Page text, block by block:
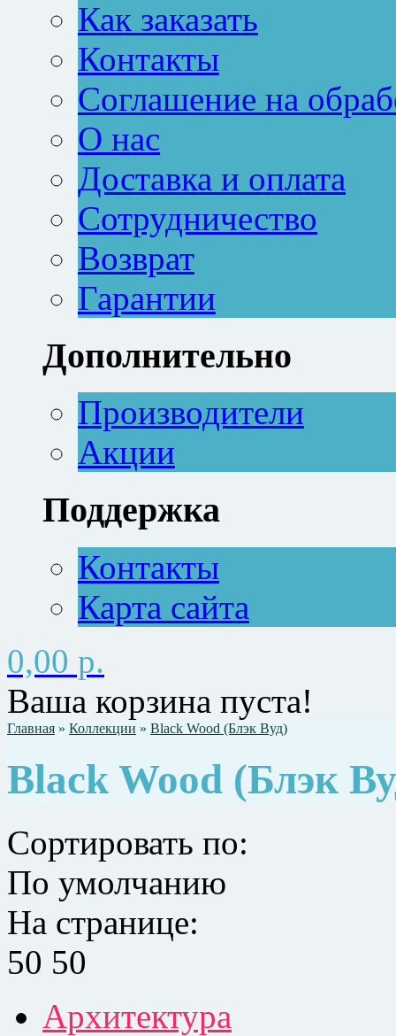
Как заказать
Контакты
Соглашение на
О нас
Доставка и оплата
Сотрудничество
Возврат
Гарантии
Дополнительно
Производители
Акции
Поддержка
Контакты
Карта сайта
0,00 р.
Ваша корзина пуста!
Главная » Коллекции » Black Wood (Блэк Вуд)
Black Wood (Блэк
Сортировать по:
По умолчанию
На странице:
50 50
Архитектура